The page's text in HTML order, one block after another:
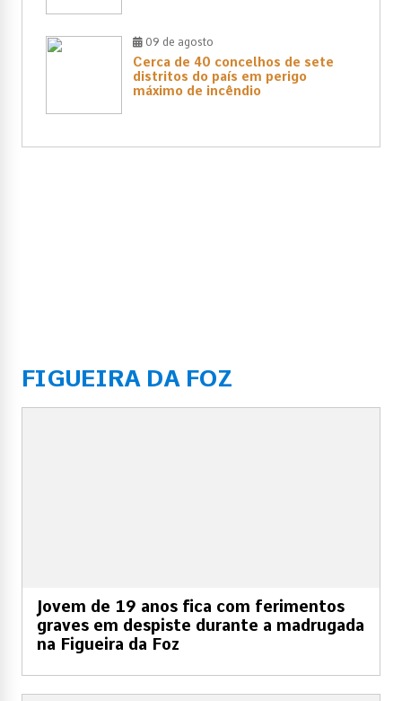
09 de agosto
Cerca de 40 concelhos de sete
distritos do país em perigo
máximo de incêndio
FIGUEIRA DA FOZ
Jovem de 19 anos fica com ferimentos
graves em despiste durante a madrugada
na Figueira da Foz